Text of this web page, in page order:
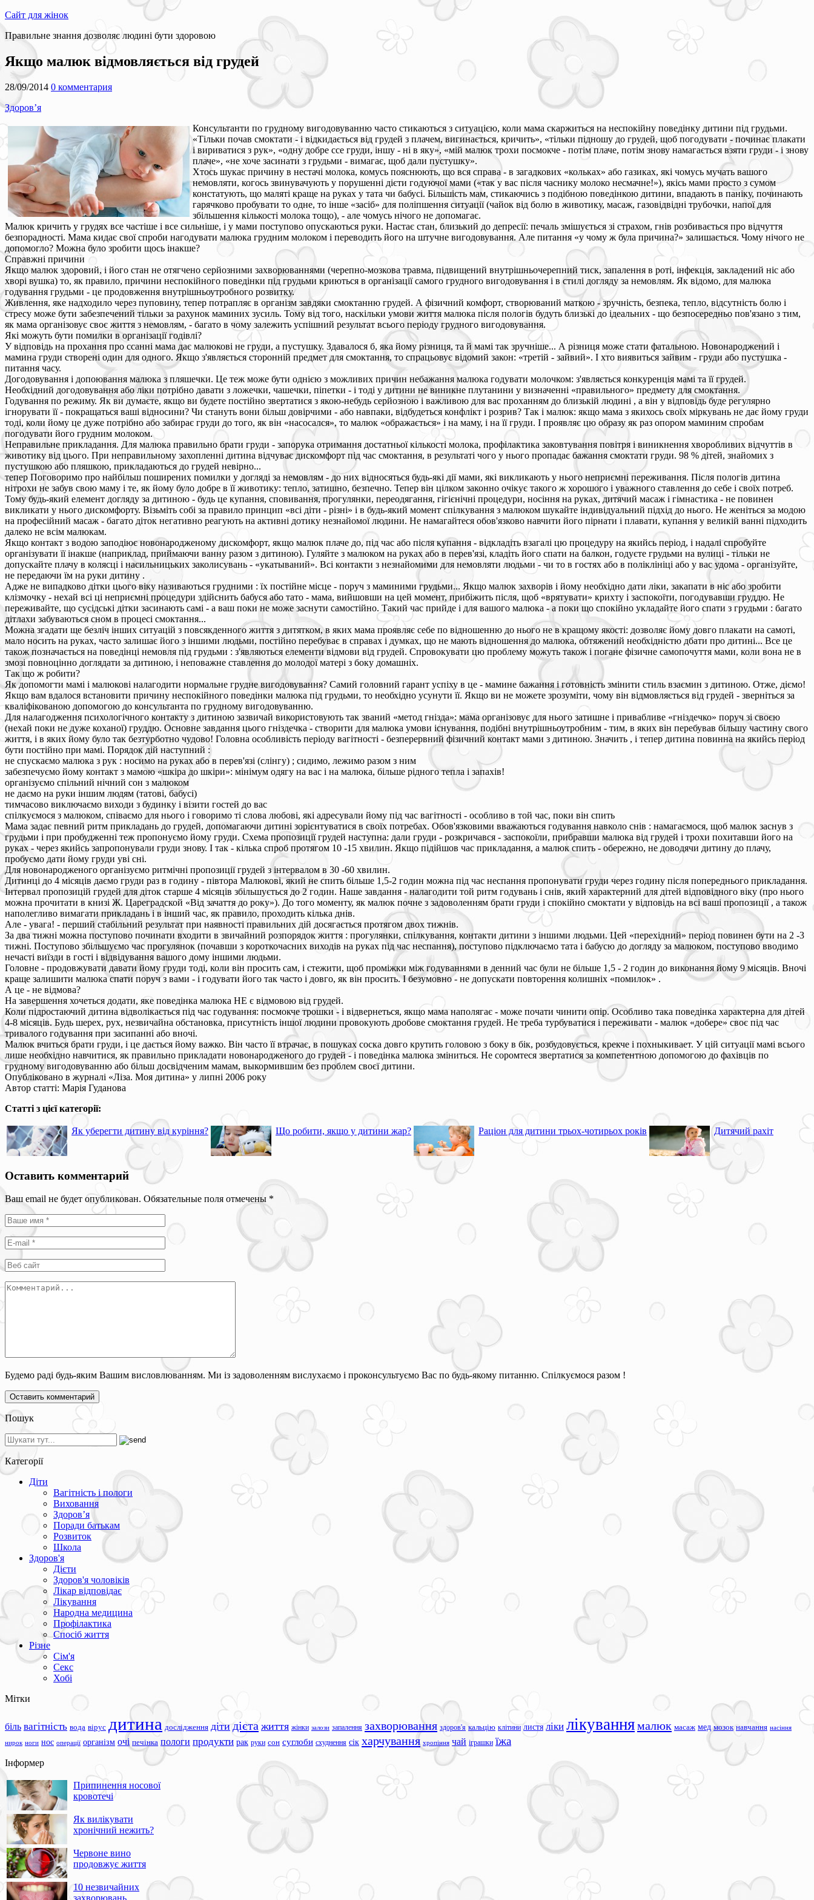
Сайт для жінок
Правильне знання дозволяє людині бути здоровою
Якщо малюк відмовляється від грудей
28/09/2014 0 комментария
Здоров’я
Консультанти по грудному вигодовуванню часто стикаються з ситуацією, коли мама скаржиться на неспокійну поведінку дитини під грудьми.
«Тільки почав смоктати - і відкидається від грудей з плачем, вигинається, кричить», «тільки підношу до грудей, щоб погодувати - починає плакати
і вириватися з рук», «одну добре ссе груди, іншу - ні в яку», «мій малюк трохи посмокче - потім плаче, потім знову намагається взяти груди - і знову
плаче», «не хоче засинати з грудьми - вимагає, щоб дали пустушку».
Хтось шукає причину в нестачі молока, комусь пояснюють, що вся справа - в загадкових «кольках» або газиках, які чомусь мучать вашого
немовляти, когось звинувачують у порушенні дієти годуючої мами («так у вас після часнику молоко несмачне!»), якісь мами просто з сумом
констатують, що маляті краще на руках у тата чи бабусі. Більшість мам, стикаючись з подібною поведінкою дитини, впадають в паніку, починають
гарячково пробувати то одне, то інше «засіб» для поліпшення ситуації (чайок від болю в животику, масаж, газовідвідні трубочки, напої для
збільшення кількості молока тощо), - але чомусь нічого не допомагає.
Малюк кричить у грудях все частіше і все сильніше, і у мами поступово опускаються руки. Настає стан, близький до депресії: печаль змішується зі страхом, гнів розбивається про відчуття
безпорадності. Мама кидає свої спроби нагодувати малюка грудним молоком і переводить його на штучне вигодовування. Але питання «у чому ж була причина?» залишається. Чому нічого не
допомогло? Можна було зробити щось інакше?
Справжні причини
Якщо малюк здоровий, і його стан не отягчено серйозними захворюваннями (черепно-мозкова травма, підвищений внутрішньочерепний тиск, запалення в роті, інфекція, закладений ніс або
хворі вушка) то, як правило, причини неспокійного поведінки під грудьми криються в організації самого грудного вигодовування і в стилі догляду за немовлям. Як відомо, для малюка
годування грудьми - це продовження внутрішньоутробного розвитку.
Живлення, яке надходило через пуповину, тепер потрапляє в організм завдяки смоктанню грудей. А фізичний комфорт, створюваний маткою - зручність, безпека, тепло, відсутність болю і
стресу може бути забезпечений тільки за рахунок маминих зусиль. Тому від того, наскільки умови життя малюка після пологів будуть близькі до ідеальних - що безпосередньо пов'язано з тим,
як мама організовує своє життя з немовлям, - багато в чому залежить успішний результат всього періоду грудного вигодовування.
Які можуть бути помилки в організації годівлі?
У відповідь на прохання про ссанні мама дає малюкові не груди, а пустушку. Здавалося б, яка йому різниця, та й мамі так зручніше... А різниця може стати фатальною. Новонароджений і
мамина груди створені один для одного. Якщо з'являється сторонній предмет для смоктання, то спрацьовує відомий закон: «третій - зайвий». І хто виявиться зайвим - груди або пустушка -
питання часу.
Догодовування і допоювання малюка з пляшечки. Це теж може бути однією з можливих причин небажання малюка годувати молочком: з'являється конкуренція мамі та її грудей.
Необхідний догодовування або ліки потрібно давати з ложечки, чашечки, піпетки - і тоді у дитини не виникне плутанини у визначенні «правильного» предмету для смоктання.
Годування по режиму. Як ви думаєте, якщо ви будете постійно звертатися з якою-небудь серйозною і важливою для вас проханням до близькій людині , а він у відповідь буде регулярно
ігнорувати її - покращаться ваші відносини? Чи стануть вони більш довірчими - або навпаки, відбудеться конфлікт і розрив? Так і малюк: якщо мама з якихось своїх міркувань не дає йому груди
тоді, коли йому це дуже потрібно або забирає груди до того, як він «насосался», то малюк «ображається» і на маму, і на її груди. І проявляє цю образу як раз опором маминим спробам
погодувати його грудним молоком.
Неправильне прикладання. Для малюка правильно брати груди - запорука отримання достатньої кількості молока, профілактика заковтування повітря і виникнення хворобливих відчуттів в
животику від цього. При неправильному захопленні дитина відчуває дискомфорт під час смоктання, в результаті чого у нього пропадає бажання смоктати груди. 98 % дітей, знайомих з
пустушкою або пляшкою, прикладаються до грудей невірно...
тепер Поговоримо про найбільш поширених помилки у догляді за немовлям - до них відносяться будь-які дії мами, які викликають у нього неприємні переживання. Після пологів дитина
нітрохи не забув свою маму і те, як йому було добре в її животику: тепло, затишно, безпечно. Тепер він цілком законно очікує такого ж хорошого і уважного ставлення до себе і своїх потреб.
Тому будь-який елемент догляду за дитиною - будь це купання, сповивання, прогулянки, переодягання, гігієнічні процедури, носіння на руках, дитячий масаж і гімнастика - не повинен
викликати у нього дискомфорту. Візьміть собі за правило принцип «всі діти - різні» і в будь-який момент спілкування з малюком шукайте індивідуальний підхід до нього. Не женіться за модою
на професійний масаж - багато діток негативно реагують на активні дотику незнайомої людини. Не намагайтеся обов'язково навчити його пірнати і плавати, купання у великій ванні підходить
далеко не всім малюкам.
Якщо контакт з водою заподіює новонародженому дискомфорт, якщо малюк плаче до, під час або після купання - відкладіть взагалі цю процедуру на якийсь період, і надалі спробуйте
організувати її інакше (наприклад, приймаючи ванну разом з дитиною). Гуляйте з малюком на руках або в перев'язі, кладіть його спати на балкон, годуєте грудьми на вулиці - тільки не
допускайте плачу в колясці і насильницьких заколисувань - «укатываний». Всі контакти з незнайомими для немовляти людьми - чи то в гостях або в поліклініці або у вас удома - організуйте,
не передаючи їм на руки дитину .
Адже не випадково дітки цього віку називаються грудними : їх постійне місце - поруч з маминими грудьми... Якщо малюк захворів і йому необхідно дати ліки, закапати в ніс або зробити
клізмочку - нехай всі ці неприємні процедури здійснить бабуся або тато - мама, вийшовши на цей момент, прибіжить після, щоб «врятувати» крихту і заспокоїти, погодувавши груддю. Не
переживайте, що сусідські дітки засинають самі - а ваш поки не може заснути самостійно. Такий час прийде і для вашого малюка - а поки що спокійно укладайте його спати з грудьми : багато
дітлахи забуваються сном в процесі смоктання...
Можна згадати ще безліч інших ситуацій з повсякденного життя з дитятком, в яких мама проявляє себе по відношенню до нього не в кращому якості: дозволяє йому довго плакати на самоті,
мало носить на руках, часто залишає його з іншими людьми, постійно перебуває в справах і думках, що не мають відношення до малюка, обтяжений необхідністю дбати про дитині... Все це
також позначається на поведінці немовля під грудьми : з'являються елементи відмови від грудей. Спровокувати цю проблему можуть також і погане фізичне самопочуття мами, коли вона не в
змозі повноцінно доглядати за дитиною, і неповажне ставлення до молодої матері з боку домашніх.
Так що ж робити?
Як допомогти мамі і малюкові налагодити нормальне грудне вигодовування? Самий головний гарант успіху в це - мамине бажання і готовність змінити стиль взаємин з дитиною. Отже, діємо!
Якщо вам вдалося встановити причину неспокійного поведінки малюка під грудьми, то необхідно усунути її. Якщо ви не можете зрозуміти, чому він відмовляється від грудей - зверніться за
кваліфікованою допомогою до консультанта по грудному вигодовуванню.
Для налагодження психологічного контакту з дитиною зазвичай використовують так званий «метод гнізда»: мама організовує для нього затишне і привабливе «гніздечко» поруч зі своєю
(нехай поки не дуже коханої) груддю. Основне завдання цього гніздечка - створити для малюка умови існування, подібні внутрішньоутробним - тим, в яких він перебував більшу частину свого
життя, і в яких йому було так безтурботно чудово! Головна особливість періоду вагітності - безперервний фізичний контакт мами з дитиною. Значить , і тепер дитина повинна на якийсь період
бути постійно при мамі. Порядок дій наступний :
не спускаємо малюка з рук : носимо на руках або в перев'язі (слінгу) ; сидимо, лежимо разом з ним
забезпечуємо йому контакт з мамою «шкіра до шкіри»: мінімум одягу на вас і на малюка, більше рідного тепла і запахів!
організуємо спільний нічний сон з малюком
не даємо на руки іншим людям (татові, бабусі)
тимчасово виключаємо виходи з будинку і візити гостей до вас
спілкуємося з малюком, співаємо для нього і говоримо ті слова любові, які адресували йому під час вагітності - особливо в той час, поки він спить
Мама задає певний ритм прикладань до грудей, допомагаючи дитині зорієнтуватися в своїх потребах. Обов'язковими вважаються годування навколо снів : намагаємося, щоб малюк заснув з
грудьми і при пробудженні теж пропонуємо йому груди. Схема пропозиції грудей наступна: дали груди - розкричався - заспокоїли, прибравши малюка від грудей і трохи похитавши його на
руках - через якийсь запропонували груди знову. І так - кілька спроб протягом 10 -15 хвилин. Якщо підійшов час прикладання, а малюк спить - обережно, не доводячи дитину до плачу,
пробуємо дати йому груди уві сні.
Для новонародженого організуємо ритмічні пропозиції грудей з інтервалом в 30 -60 хвилин.
Дитинці до 4 місяців даємо груди раз в годину - півтора Малюкові, який не спить більше 1,5-2 годин можна під час неспання пропонувати груди через годину після попереднього прикладання.
Інтервал пропозицій грудей для діток старше 4 місяців збільшується до 2 годин. Наше завдання - налагодити той ритм годувань і снів, який характерний для дітей відповідного віку (про нього
можна прочитати в книзі Ж. Цареградской «Від зачаття до року»). До того моменту, як малюк почне з задоволенням брати груди і спокійно смоктати у відповідь на всі ваші пропозиції , а також
наполегливо вимагати прикладань і в інший час, як правило, проходить кілька днів.
Але - увага! - перший стабільний результат при наявності правильних дій досягається протягом двох тижнів.
За два тижні можна поступово починати входити в звичайний розпорядок життя : прогулянки, спілкування, контакти дитини з іншими людьми. Цей «перехідний» період повинен бути на 2 -3
тижні. Поступово збільшуємо час прогулянок (почавши з короткочасних виходів на руках під час неспання), поступово підключаємо тата і бабусю до догляду за малюком, поступово вводимо
нечасті виїзди в гості і відвідування вашого дому іншими людьми.
Головне - продовжувати давати йому груди тоді, коли він просить сам, і стежити, щоб проміжки між годуваннями в денний час були не більше 1,5 - 2 годин до виконання йому 9 місяців. Вночі
краще залишити малюка спати поруч з вами - і годувати його так часто і довго, як він просить. І безумовно - не допускати повторення колишніх «помилок» .
А це - не відмова?
На завершення хочеться додати, яке поведінка малюка НЕ є відмовою від грудей.
Коли підростаючий дитина відволікається під час годування: посмокче трошки - і відвернеться, якщо мама наполягає - може почати чинити опір. Особливо така поведінка характерна для дітей
4-8 місяців. Будь шерех, рух, незвичайна обстановка, присутність іншої людини провокують дробове смоктання грудей. Не треба турбуватися і переживати - малюк «добере» своє під час
тривалого годування при засипанні або вночі.
Малюк вчиться брати груди, і це дається йому важко. Він часто її втрачає, в пошуках соска довго крутить головою з боку в бік, розбудовується, крекче і похныкивает. У цій ситуації мамі всього
лише необхідно навчитися, як правильно прикладати новонародженого до грудей - і поведінка малюка зміниться. Не соромтеся звертатися за компетентною допомогою до фахівців по
грудному вигодовуванню або більш досвідченим мамам, выкормившим без проблем своєї дитини.
Опубліковано в журналі «Ліза. Моя дитина» у липні 2006 року
Автор статті: Марія Гуданова
Статті з цієї категорії:
Як уберегти дитину від куріння? Що робити, якщо у дитини жар? Раціон для дитини трьох-чотирьох років Дитячий рахіт
Оставить комментарий
Ваш email не будет опубликован. Обязательные поля отмечены *
Будемо раді будь-яким Вашим висловлюванням. Ми із задоволенням вислухаємо і проконсультуємо Вас по будь-якому питанню. Спілкуємося разом !
Пошук
Категорії
Діти
Вагітність і пологи
Виховання
Здоров’я
Поради батькам
Розвиток
Школа
Здоров'я
Дієти
Здоров'я чоловіків
Лікар відповідає
Лікування
Народна медицина
Профілактика
Спосіб життя
Різне
Сім'я
Секс
Хобі
Мітки
біль вагітність вода вірус дитина дослідження діти дієта життя жінки залози запалення захворювання здоров'я кальцію клітини листя ліки лікуваннямалюк масаж мед мозок навчання насіння
нирок ноги нос операції організм очі печінка пологи продукти рак руки сон суглоби схуднення сік харчування хропіння чай іграшки їжа
Інформер
Припинення носової
кровотечі
Як вилікувати
хронічний нежить?
Червоне вино
продовжує життя
10 незвичайних